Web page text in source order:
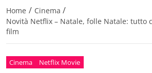
Home / Cinema /
Novità Netflix – Natale, folle Natale: tutto
film
Cinema Netflix Movie